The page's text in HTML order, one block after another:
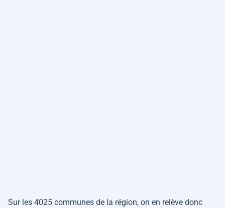
Sur les 4025 communes de la région, on en relève donc